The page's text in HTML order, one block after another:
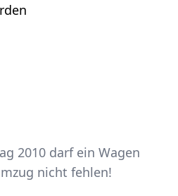
2010 darf ein Wagen
nicht fehlen!